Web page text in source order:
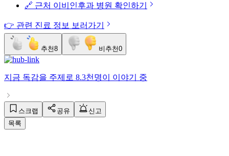
🔗 근처 이비인후과 병원 확인하기
👉 관련 진료 정보 보러가기
추천8 비추천0
지금 독감을 주제로 8.3천명이 이야기 중
스크랩 공유
신고
목록